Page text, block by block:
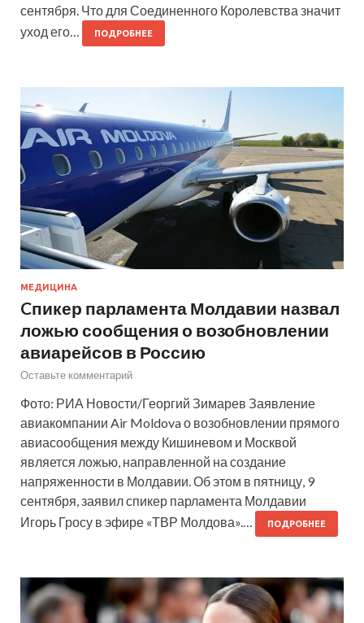
сентября. Что для Соединенного Королевства значит
уход его…
ПОДРОБНЕЕ
МЕДИЦИНА
Cпикер парламента Молдавии назвал
ложью сообщения о возобновлении
авиарейсов в Россию
Оставьте комментарий
Фото: РИА Новости/Георгий Зимарев Заявление
авиакомпании Air Moldova о возобновлении прямого
авиасообщения между Кишиневом и Москвой
является ложью, направленной на создание
напряженности в Молдавии. Об этом в пятницу, 9
сентября, заявил спикер парламента Молдавии
Игорь Гросу в эфире «ТВР Молдова».…
ПОДРОБНЕЕ